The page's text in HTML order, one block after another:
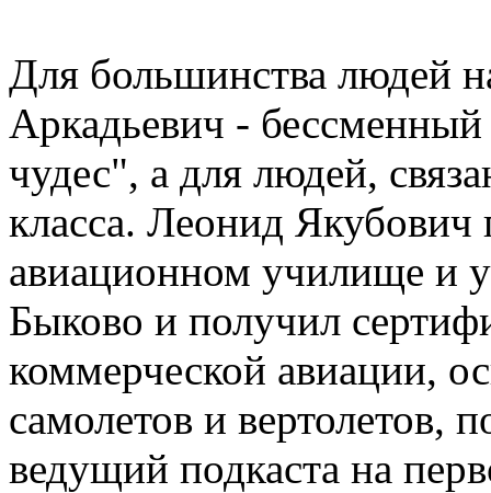
Для большинства людей
Аркадьевич -
чудес", а для людей,
класса. Леонид
авиационном училище и
Быково и получил
коммерческой авиации,
самолетов и вертолетов,
ведущий подкаста на